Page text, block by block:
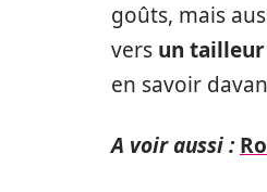
goûts, mais
vers un
en savoir
A voir aussi :